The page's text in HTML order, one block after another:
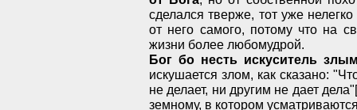
сделался тверже, тот уже
от него самого, потому что на
жизни более любомудрой.
Бог бо несть искуситель
искушается злом, как сказано:
не делает, ни другим не дает дела"[
земному, в котором